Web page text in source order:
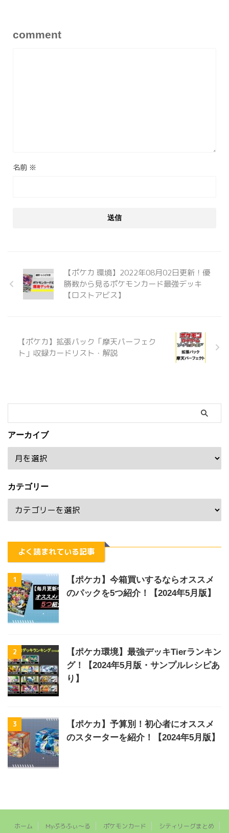
comment
名前 ※
【ポケカ 環境】2022年08月02日更新！優
勝数から見るポケモンカード最強デッキ
【ロストアビス】
【ポケカ】拡張パック「摩天パーフェク
ト」収録カードリスト・解説
アーカイブ
カテゴリー
よく読まれている記事
1
【ポケカ】今箱買いするならオススメ
のパックを5つ紹介！【2024年5月版】
2
【ポケカ環境】最強デッキTierランキン
グ！【2024年5月版・サンプルレシピあ
り】
3
【ポケカ】予算別！初心者にオススメ
のスターターを紹介！【2024年5月版】
ホーム Myぷろふぃ～る ポケモンカード シティリーグまとめ